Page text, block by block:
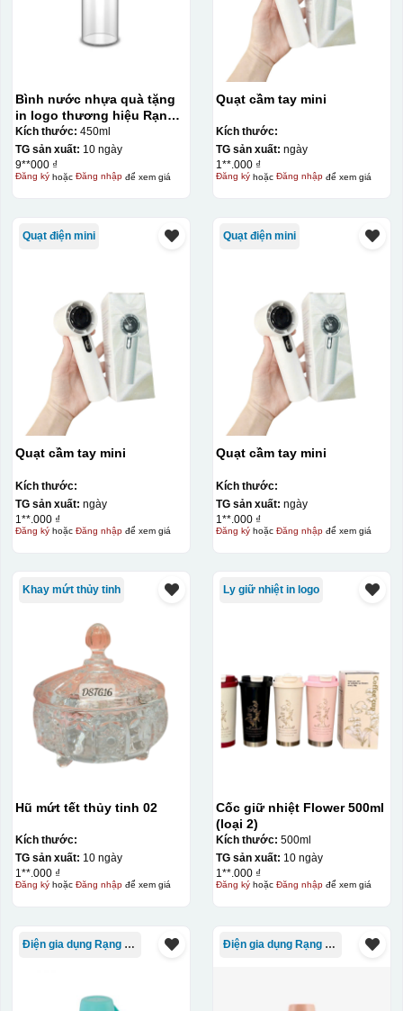
Bình nước nhựa quà tặng
in logo thương hiệu Rạng
Đông 450ml KQ-BNN01
Kích thước: 450ml
TG sản xuất: 10 ngày
9**000 ₫
Đăng kýhoặc Đăng nhậpđể xem giá
Quạt cầm tay mini
Kích thước:
TG sản xuất: ngày
1**.000 ₫
Đăng kýhoặc Đăng nhậpđể xem giá
Quạt điện mini
Quạt cầm tay mini
Kích thước:
TG sản xuất: ngày
1**.000 ₫
Đăng kýhoặc Đăng nhậpđể xem giá
Quạt điện mini
Quạt cầm tay mini
Kích thước:
TG sản xuất: ngày
1**.000 ₫
Đăng kýhoặc Đăng nhậpđể xem giá
Khay mứt thủy tinh
Hũ mứt tết thủy tinh 02
Kích thước:
TG sản xuất: 10 ngày
1**.000 ₫
Đăng kýhoặc Đăng nhậpđể xem giá
Ly giữ nhiệt in logo
Cốc giữ nhiệt Flower 500ml
(loại 2)
Kích thước: 500ml
TG sản xuất: 10 ngày
1**.000 ₫
Đăng kýhoặc Đăng nhậpđể xem giá
Điện gia dụng Rạng Đông Điện gia dụng Rạng Đông